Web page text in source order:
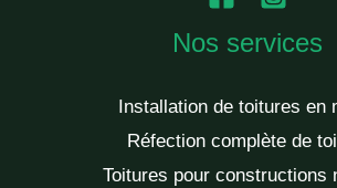
Nos services
Installation de toitures en
Réfection complète de
Toitures pour constructions